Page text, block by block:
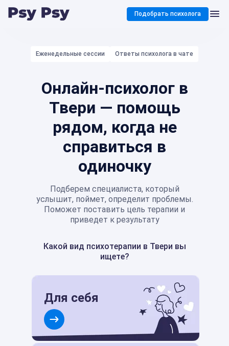
Подобрать психолога
Еженедельные сессии Ответы психолога в чате
Онлайн-психолог в
Твери — помощь
рядом, когда не
справиться в
одиночку
Подберем специалиста, который
услышит, поймет, определит проблемы.
Поможет поставить цель терапии и
приведет к результату
Какой вид психотерапии в Твери вы
ищете?
Для себя